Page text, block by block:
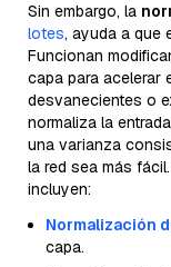
Sin embargo, la
lotes, ayuda a que
Funcionan
capa para acelerar
desvanecientes o
normaliza la
una varianza
la red sea más
incluyen:
Normalización
capa.